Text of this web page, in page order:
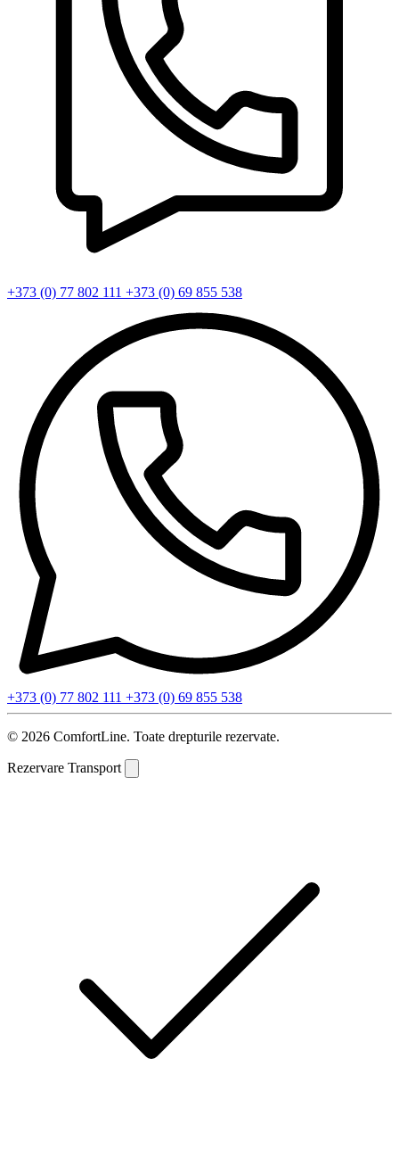
+373 (0) 77 802 111 +373 (0) 69 855 538
+373 (0) 77 802 111 +373 (0) 69 855 538
© 2026 ComfortLine. Toate drepturile rezervate.
Rezervare Transport